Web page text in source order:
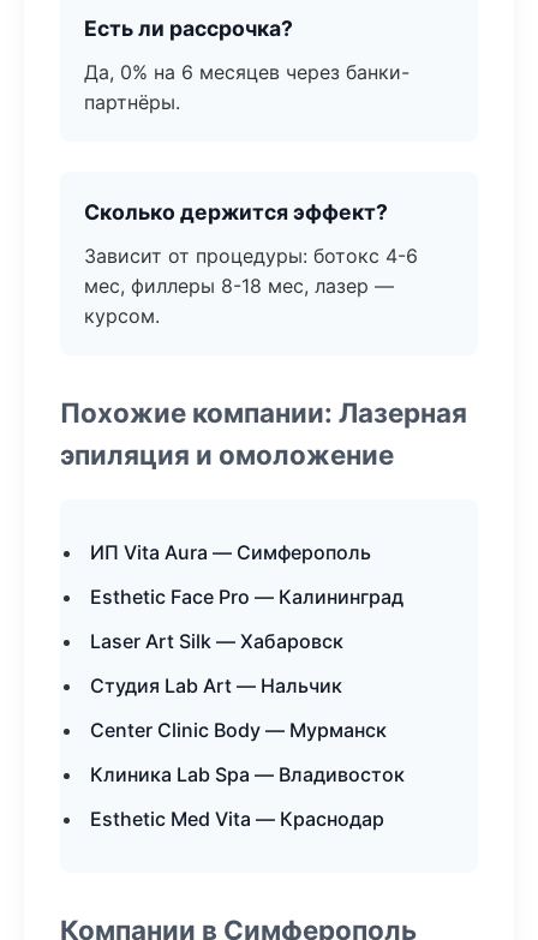
Есть ли рассрочка?
Да, 0% на 6 месяцев через банки-
партнёры.
Сколько держится эффект?
Зависит от процедуры: ботокс 4-6
мес, филлеры 8-18 мес, лазер —
курсом.
Похожие компании: Лазерная
эпиляция и омоложение
ИП Vita Aura — Симферополь
Esthetic Face Pro — Калининград
Laser Art Silk — Хабаровск
Студия Lab Art — Нальчик
Center Clinic Body — Мурманск
Клиника Lab Spa — Владивосток
Esthetic Med Vita — Краснодар
Компании в Симферополь